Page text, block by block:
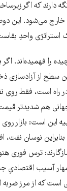
دارند که اگر
می‌شود. این
واحدِ
را فهمیده‌اند.
از آزادسازی
راه است، فقط روی
هم شدیدتر
این است: بازار
بنابراین نوسان
ترس فوری
مهار آسیب
است که از مرز ضربه